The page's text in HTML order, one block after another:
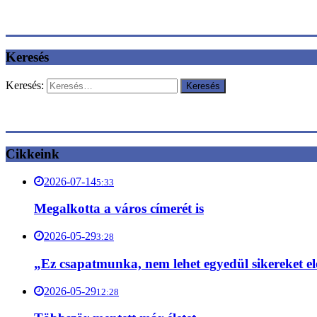
Keresés
Keresés:
Cikkeink
2026-07-145:33
Megalkotta a város címerét is
2026-05-293:28
„Ez csapatmunka, nem lehet egyedül sikereket
2026-05-2912:28